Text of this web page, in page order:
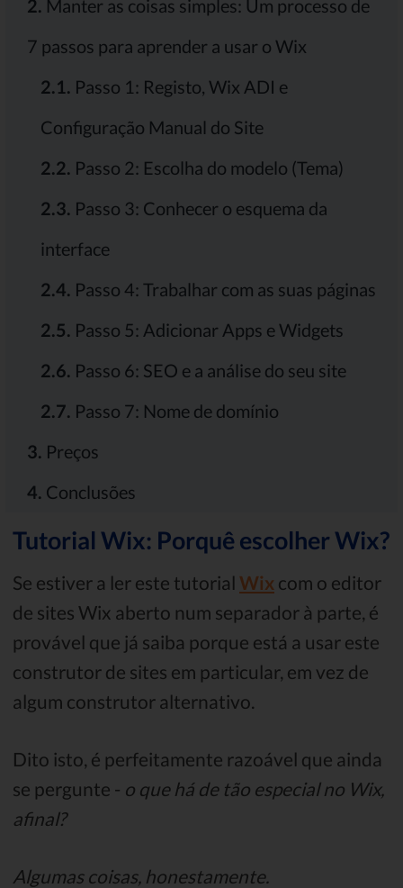
2. Manter as coisas simples: Um processo de
7 passos para aprender a usar o Wix
2.1. Passo 1: Registo, Wix ADI e
Configuração Manual do Site
2.2. Passo 2: Escolha do modelo (Tema)
2.3. Passo 3: Conhecer o esquema da
interface
2.4. Passo 4: Trabalhar com as suas páginas
2.5. Passo 5: Adicionar Apps e Widgets
2.6. Passo 6: SEO e a análise do seu site
2.7. Passo 7: Nome de domínio
3. Preços
4. Conclusões
Tutorial Wix: Porquê escolher Wix?
Se estiver a ler este tutorial Wix com o editor
de sites Wix aberto num separador à parte, é
provável que já saiba porque está a usar este
construtor de sites em particular, em vez de
algum construtor alternativo.
Dito isto, é perfeitamente razoável que ainda
se pergunte - o que há de tão especial no Wix,
afinal?
Algumas coisas, honestamente.